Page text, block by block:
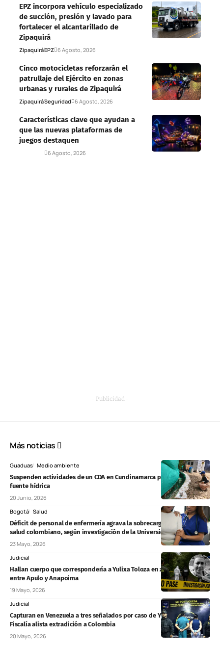
EPZ incorpora vehículo especializado
de succión, presión y lavado para
fortalecer el alcantarillado de
Zipaquirá
ZipaquiráEPZ 6 Agosto, 2026
Cinco motocicletas reforzarán el
patrullaje del Ejército en zonas
urbanas y rurales de Zipaquirá
ZipaquiráSeguridad 6 Agosto, 2026
Características clave que ayudan a
que las nuevas plataformas de
juegos destaquen
6 Agosto, 2026
- Publicidad -
Más noticias
Guaduas Medio ambiente
Suspenden actividades de un CDA en Cundinamarca por afectaciones a
fuente hídrica
20 Junio, 2026
Bogotá Salud
Déficit de personal de enfermería agrava la sobrecarga del sistema de
salud colombiano, según investigación de la Universidad Nacional
23 Mayo, 2026
Judicial
Hallan cuerpo que correspondería a Yulixa Toloza en zona boscosa
entre Apulo y Anapoima
19 Mayo, 2026
Judicial
Capturan en Venezuela a tres señalados por caso de Yulixa Toloza y
Fiscalía alista extradición a Colombia
20 Mayo, 2026